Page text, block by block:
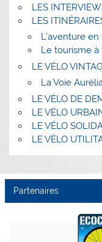
LES
LES
L’aventure
Le tourisme à
LE VÉLO
La Voie
LE VÉLO DE
LE VÉLO
LE VÉLO
LE VÉLO
Partenaires